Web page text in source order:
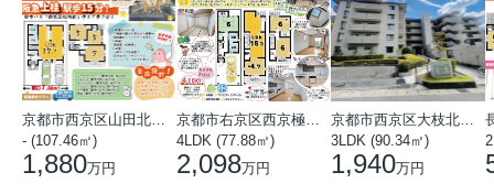
- (107.46㎡)
1,880万円
4LDK (77.88㎡)
2,098万円
3LDK (90.34㎡)
1,940万円